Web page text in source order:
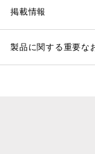
掲載情報
製品に関する重要な